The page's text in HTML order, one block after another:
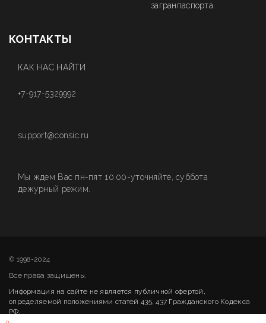
загранпаспорта.
КОНТАКТЫ
КАК НАС НАЙТИ
+7-917-5329992
support@consic.ru
Мы ждем Вас пн-пят 10.00-уточняйте, суббота
дежурный режим.
© 1998-2024
Все права защищены.
Информация на сайте не является публичной офертой,
определяемой положениями статей 435, 437 Гражданского Кодекса
РФ.